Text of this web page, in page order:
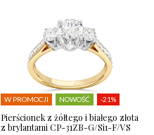
W PROMOCJI NOWOŚĆ -21%
Pierścionek z żółtego i białego złota
z brylantami CP-31ZB-G/Si1-F/VS